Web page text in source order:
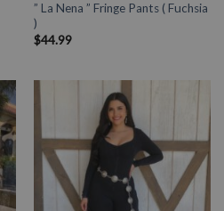
” La Nena ” Fringe Pants ( Fuchsia
)
$44.99